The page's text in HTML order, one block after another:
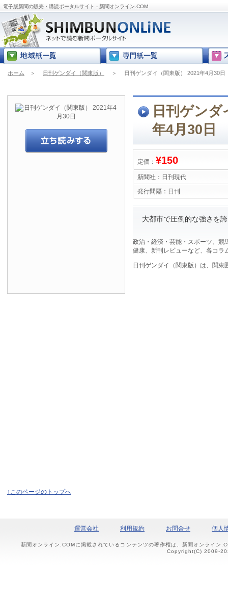
電子版新聞の販売・購読ポータルサイト - 新聞オンライン.COM
ホーム ＞ 日刊ゲンダイ（関東版） ＞ 日刊ゲンダイ（関東版） 2021年4月30日
日刊ゲン
年4月30日
定価： ¥150
新聞社： 日刊現代
発行間隔： 日刊
大都市で圧倒的な強さを
政治・経済・芸能・スポーツ、競
健康、新刊レビューなど、各コラ
日刊ゲンダイ（関東版）は、関
↑このページのトップへ
運営会社 利用規約 お問合せ 個人
新聞オンライン.COMに掲載されているコンテンツの著作権は、新聞オンライン
Copyright(C) 2009-